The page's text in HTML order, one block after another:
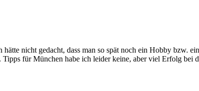
nicht gedacht, dass man so spät noch ein Hobby bzw.
für München habe ich leider keine, aber viel Erfolg bei